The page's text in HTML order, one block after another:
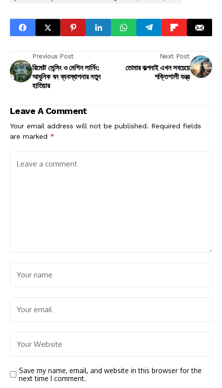
Previous Post
রিমোট সেন্সিং ও মেশিন লার্নিং:
আধুনিক বন ব্যবস্থাপনার নতুন
হাতিয়ার
Next Post
তোমার কল্পনাই এখন সবচেয়ে
শক্তিশালী যন্ত্র
Leave A Comment
Your email address will not be published. Required fields
are marked *
Save my name, email, and website in this browser for the
next time I comment.